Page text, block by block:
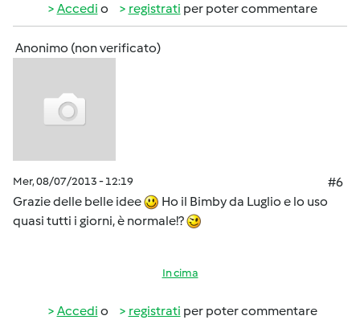
Accedi o registrati per poter commentare
Anonimo (non verificato)
Mer, 08/07/2013 - 12:19
#6
Grazie delle belle idee
Ho il Bimby da Luglio e lo uso
quasi tutti i giorni, è normale!?
In cima
Accedi o registrati per poter commentare